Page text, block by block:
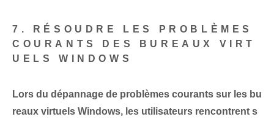
7. RÉSOUDRE LES PROBLÈMES
COURANTS DES BUREAUX VIRT
UELS WINDOWS
Lors du dépannage de problèmes courants sur les bu
reaux virtuels Windows, les utilisateurs rencontrent s